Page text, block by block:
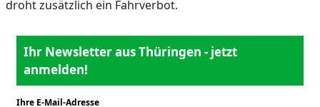
droht zusätzlich ein Fahrverbot.
Ihr Newsletter aus Thüringen - jetzt
anmelden!
Ihre E-Mail-Adresse